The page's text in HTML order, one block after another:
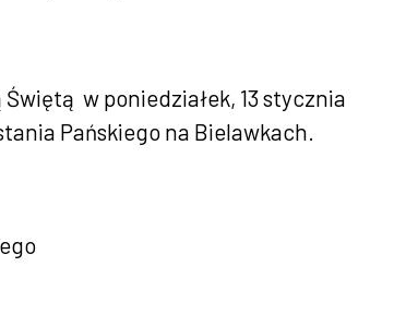
Świętą w poniedziałek, 13 stycznia
Pańskiego na Bielawkach.